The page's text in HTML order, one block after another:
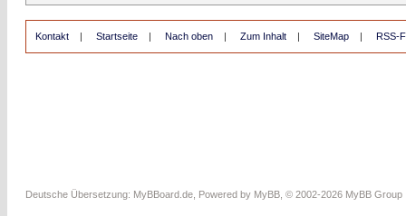
Kontakt | Startseite | Nach oben | Zum Inhalt | SiteMap | RSS-
Deutsche Übersetzung: MyBBoard.de , Powered by MyBB , © 2002-2026 MyBB Group